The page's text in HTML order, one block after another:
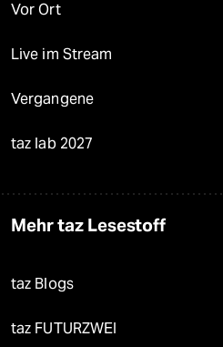
Vor Ort
Live im Stream
Vergangene
taz lab 2027
Mehr taz Lesestoff
taz Blogs
taz FUTURZWEI